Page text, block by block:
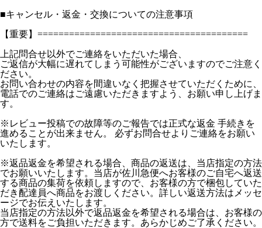
■キャンセル・返金・交換についての注意事項
【重要】========================================
上記問合せ以外でご連絡をいただいた場合、
ご返信が大幅に遅れてしまう可能性がございますのでご注意く
ださい。
お問い合わせの内容を間違いなく把握させていただくために、
電話でのご連絡はご遠慮いただきますよう、お願い申し上げま
す。
※レビュー投稿での故障等のご報告では正式な返金 手続きを
進めることが出来ません。 必ずお問合せよりご連絡をお願い
いたします。
※返品返金を希望される場合、商品の返送は、当店指定の方法
でお願いいたします。当店が佐川急便へお客様のご自宅へ返送
する商品の集荷を依頼しますので、お客様の方で梱包していた
だき配達員へ商品をお渡しください。詳しい返送方法はメッセ
ージでお伝えいたします。
当店指定の方法以外で返品返金を希望される場合は、お客様の
方で送料をご負担いただきます。あらかじめご了承ください。